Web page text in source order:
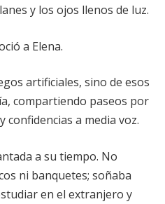
y los ojos llenos de luz.
a Elena.
artificiales, sino de esos
compartiendo paseos por
confidencias a media voz.
a su tiempo. No
ni banquetes; soñaba
en el extranjero y